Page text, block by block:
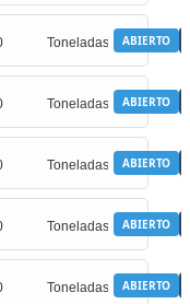
ABIERTO
ABIERTO
ABIERTO
ABIERTO
ABIERTO